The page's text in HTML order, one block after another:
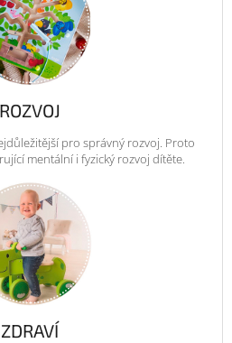
ROZVOJ
pro správný rozvoj. Proto
mentální i fyzický rozvoj dítěte.
ZDRAVÍ